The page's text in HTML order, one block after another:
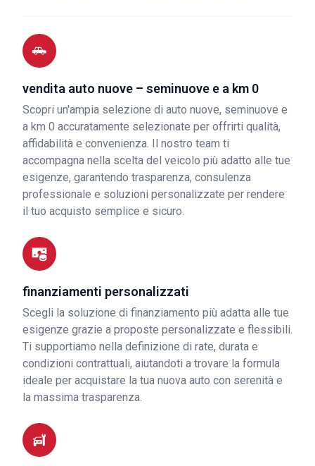
vendita auto nuove – seminuove e a km 0
Scopri un'ampia selezione di auto nuove, seminuove e
a km 0 accuratamente selezionate per offrirti qualità,
affidabilità e convenienza. Il nostro team ti
accompagna nella scelta del veicolo più adatto alle tue
esigenze, garantendo trasparenza, consulenza
professionale e soluzioni personalizzate per rendere
il tuo acquisto semplice e sicuro.
finanziamenti personalizzati
Scegli la soluzione di finanziamento più adatta alle tue
esigenze grazie a proposte personalizzate e flessibili.
Ti supportiamo nella definizione di rate, durata e
condizioni contrattuali, aiutandoti a trovare la formula
ideale per acquistare la tua nuova auto con serenità e
la massima trasparenza.